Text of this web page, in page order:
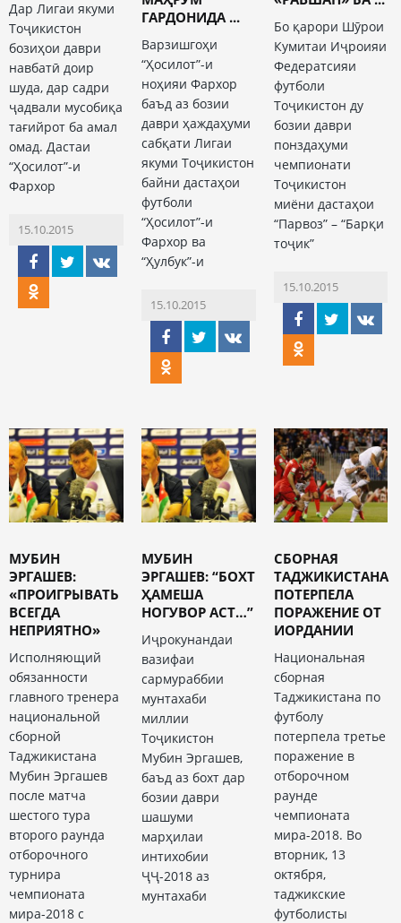
Дар Лигаи якуми
Тоҷикистон
бозиҳои даври
навбатӣ доир
шуда, дар садри
ҷадвали мусобиқа
тағийрот ба амал
омад. Дастаи
“Ҳосилот”-и
Фархор
15.10.2015
ГАРДОНИДА ...
Варзишгоҳи
“Ҳосилот”-и
ноҳияи Фархор
баъд аз бозии
даври ҳаждаҳуми
сабқати Лигаи
якуми Тоҷикистон
байни дастаҳои
футболи
“Ҳосилот”-и
Фархор ва
“Ҳулбук”-и
15.10.2015
Бо қарори Шӯрои
Кумитаи Иҷроияи
Федератсияи
футболи
Тоҷикистон ду
бозии даври
понздаҳуми
чемпионати
Тоҷикистон
миёни дастаҳои
“Парвоз” – “Барқи
тоҷик”
15.10.2015
МУБИН
ЭРГАШЕВ:
«ПРОИГРЫВАТЬ
ВСЕГДА
НЕПРИЯТНО»
Исполняющий
обязанности
главного тренера
национальной
сборной
Таджикистана
Мубин Эргашев
после матча
шестого тура
второго раунда
отборочного
турнира
чемпионата
мира-2018 с
МУБИН
ЭРГАШЕВ: “БОХТ
ҲАМЕША
НОГУВОР АСТ…”
Иҷрокунандаи
вазифаи
сармураббии
мунтахаби
миллии
Тоҷикистон
Мубин Эргашев,
баъд аз бохт дар
бозии даври
шашуми
марҳилаи
интихобии
ҶҶ-2018 аз
мунтахаби
СБОРНАЯ
ТАДЖИКИСТАНА
ПОТЕРПЕЛА
ПОРАЖЕНИЕ ОТ
ИОРДАНИИ
Национальная
сборная
Таджикистана по
футболу
потерпела третье
поражение в
отборочном
раунде
чемпионата
мира-2018. Во
вторник, 13
октября,
таджикские
футболисты